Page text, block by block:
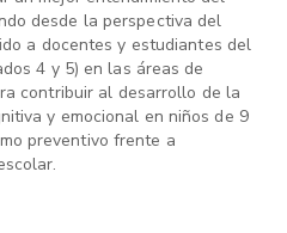
desde la perspectiva del
a docentes y estudiantes del
4 y 5) en las áreas de
contribuir al desarrollo de la
y emocional en niños de 9
preventivo frente a